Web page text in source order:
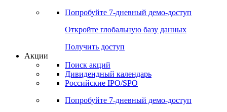
Попробуйте 7-дневный демо-доступ
Откройте глобальную базу данных
Получить доступ
Акции
Поиск акций
Дивидендный календарь
Российские IPO/SPO
Попробуйте 7-дневный демо-доступ